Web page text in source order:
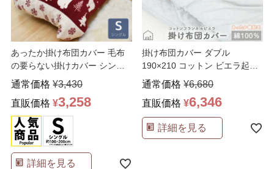
あったか掛け布団カバー 毛布
の要らない掛けカバー シング
ル
通常価格 ¥3,430
直販価格 ¥3,258
詳細を見る
掛け布団カバー ダブル
190×210 コットン ビエラ起毛
フランネル Harv…
通常価格 ¥6,680
直販価格 ¥6,346
詳細を見る